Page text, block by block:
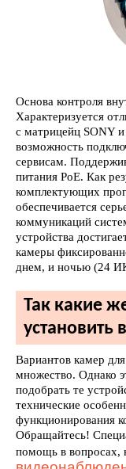
Основа контроля
Характеризуется
с матрицейц SONY
возможность
сервисам.
питания PoE. Как
комплектующих
обеспечивается
коммуникаций
устройства
камеры
днем, и ночью (24
Так какие
установить
Вариантов камер
множество. Однако
подобрать те
технические
функционирования
Обращайтесь!
помощь в вопросах,